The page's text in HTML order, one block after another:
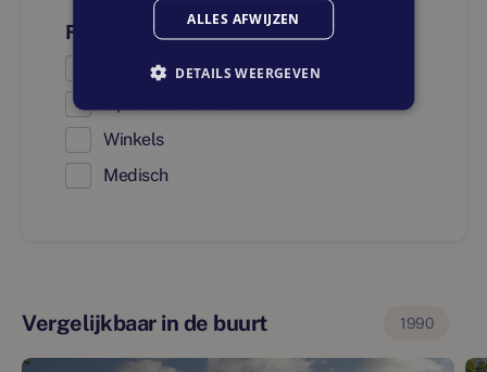
Faciliteiten
Onderwijs
Winkels
Medisch
Vergelijkbaar in de buurt 1990
ALLES AFWIJZEN
DETAILS WEERGEVEN